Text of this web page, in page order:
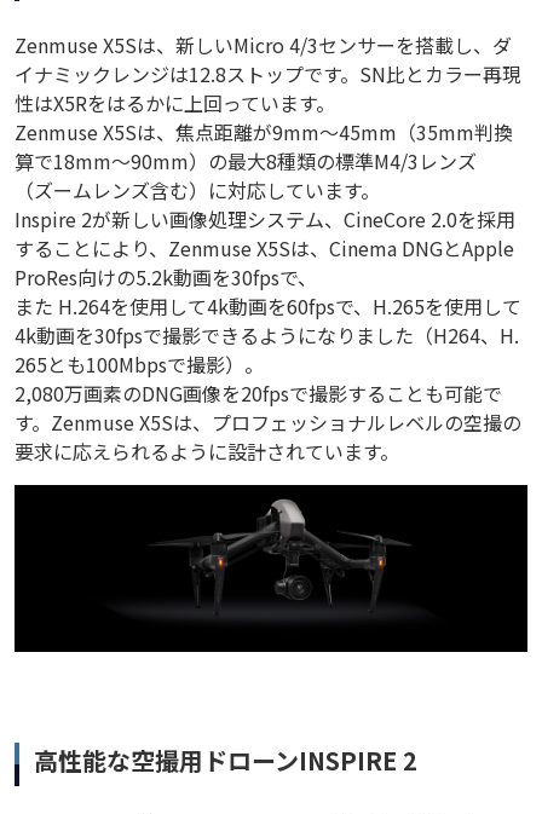
Zenmuse X5Sは、新しいMicro 4/3センサーを搭載し、ダ
イナミックレンジは12.8ストップです。SN比とカラー再現
性はX5Rをはるかに上回っています。
Zenmuse X5Sは、焦点距離が9mm～45mm（35mm判換
算で18mm～90mm）の最大8種類の標準M4/3レンズ
（ズームレンズ含む）に対応しています。
Inspire 2が新しい画像処理システム、CineCore 2.0を採用
することにより、Zenmuse X5Sは、Cinema DNGとApple
ProRes向けの5.2k動画を30fpsで、
また H.264を使用して4k動画を60fpsで、H.265を使用して
4k動画を30fpsで撮影できるようになりました（H264、H.
265とも100Mbpsで撮影）。
2,080万画素のDNG画像を20fpsで撮影することも可能で
す。Zenmuse X5Sは、プロフェッショナルレベルの空撮の
要求に応えられるように設計されています。
高性能な空撮用ドローンINSPIRE 2